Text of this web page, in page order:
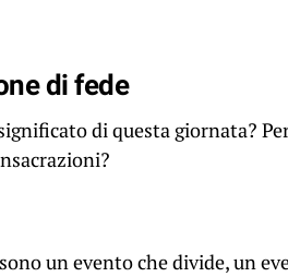
di fede
di questa giornata?
un evento che divide, un